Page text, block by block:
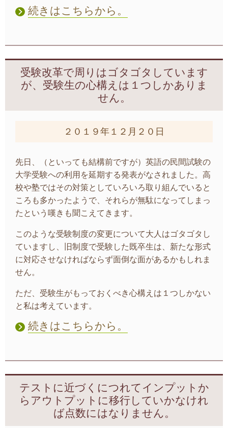
続きはこちらから。
受験改革で周りはゴタゴタしています
が、受験生の心構えは１つしかありま
せん。
２０１９年１２月２０日
先日、（といっても結構前ですが）英語の民間試験の
大学受験への利用を延期する発表がなされました。高
校や塾ではその対策としていろいろ取り組んでいると
ころも多かったようで、それらが無駄になってしまっ
たという嘆きも聞こえてきます。
このような受験制度の変更について大人はゴタゴタし
ていますし、旧制度で受験した既卒生は、新たな形式
に対応させなければならず面倒な面があるかもしれま
せん。
ただ、受験生がもっておくべき心構えは１つしかない
と私は考えています。
続きはこちらから。
テストに近づくにつれてインプットか
らアウトプットに移行していかなけれ
ば点数にはなりません。